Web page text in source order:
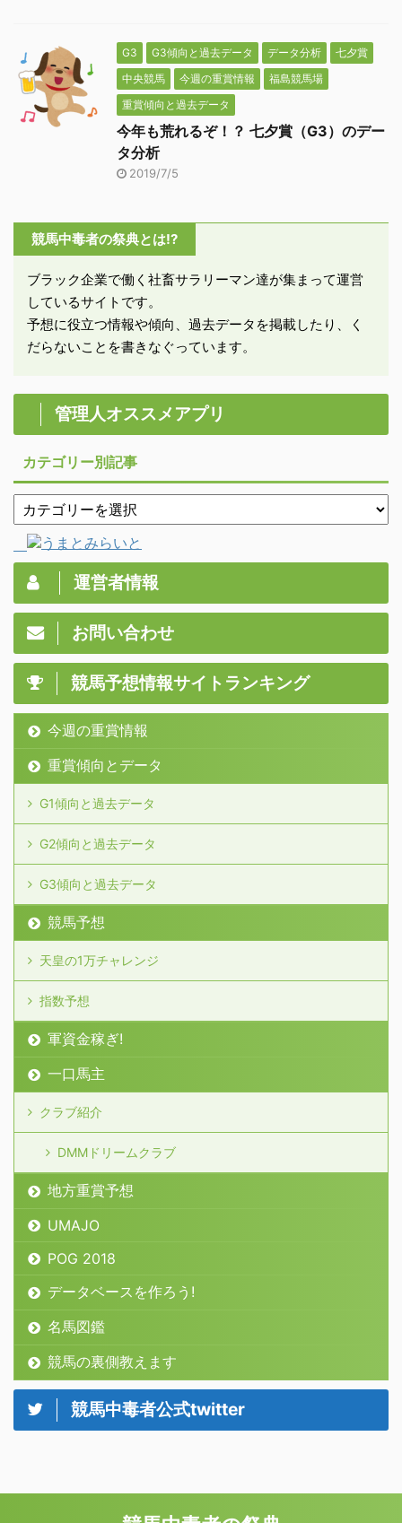
G3 G3傾向と過去データ データ分析
七夕賞
中央競馬
今週の重賞情報
福島競馬場
重賞傾向と過去データ
今年も荒れるぞ！？ 七夕賞（G3）のデー
タ分析
2019/7/5
競馬中毒者の祭典とは!?
ブラック企業で働く社畜サラリーマン達が集まって運営
しているサイトです。
予想に役立つ情報や傾向、過去データを掲載したり、く
だらないことを書きなぐっています。
管理人オススメアプリ
カテゴリー別記事
運営者情報
お問い合わせ
競馬予想情報サイトランキング
今週の重賞情報
重賞傾向とデータ
G1傾向と過去データ
G2傾向と過去データ
G3傾向と過去データ
競馬予想
天皇の1万チャレンジ
指数予想
軍資金稼ぎ!
一口馬主
クラブ紹介
DMMドリームクラブ
地方重賞予想
UMAJO
POG 2018
データベースを作ろう!
名馬図鑑
競馬の裏側教えます
競馬中毒者公式twitter